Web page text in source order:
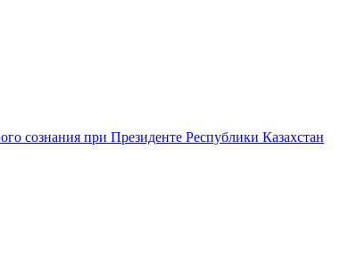
сознания при Президенте Республики Казахстан